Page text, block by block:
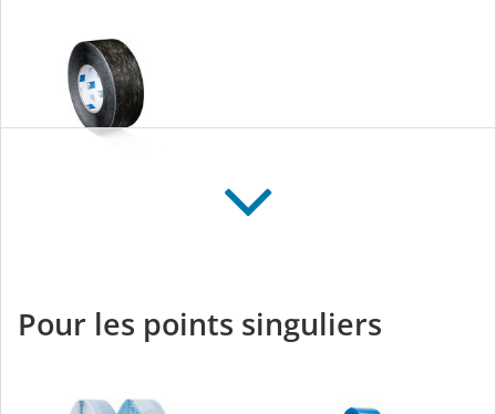
l’intérieur et l’extérieur
Pour les points singuliers